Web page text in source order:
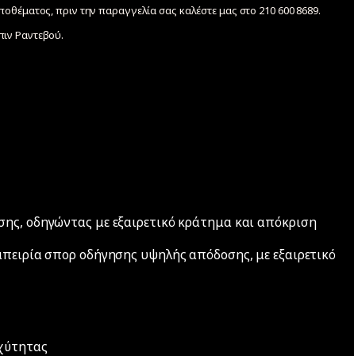
πριν την παραγγελία σας καλέστε μας στο 210 600 8689.
Ραντεβού.
οδηγώντας με εξαιρετικό κράτημα και απόκριση
σπορ οδήγησης υψηλής απόδοσης, με εξαιρετικό